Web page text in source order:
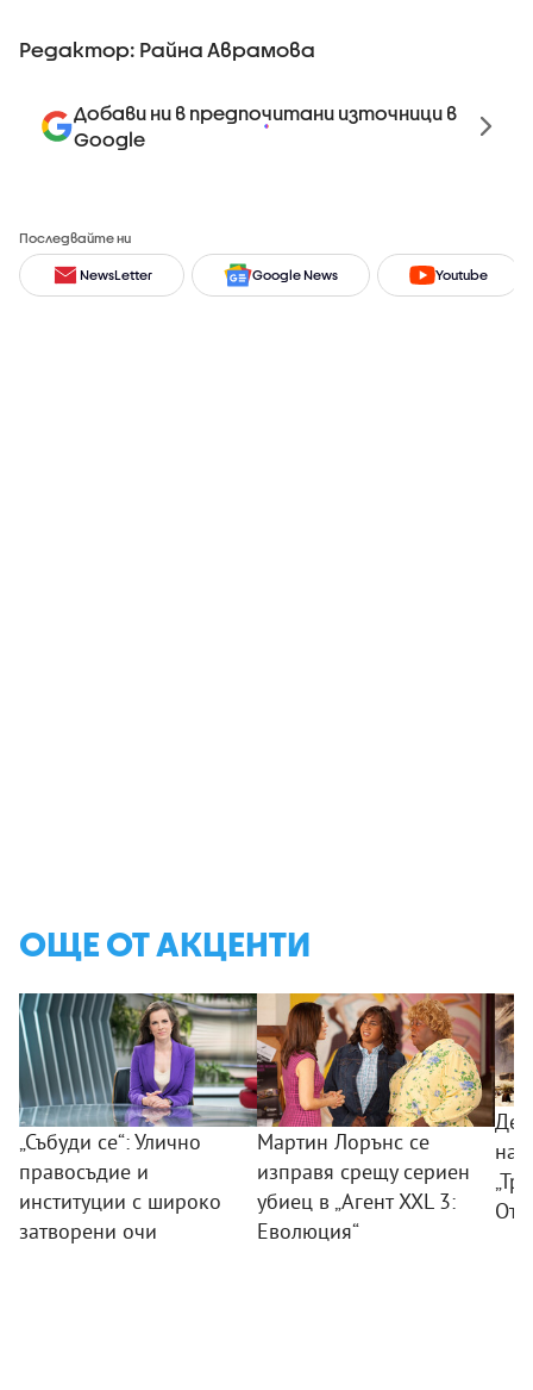
Редактор: Райна Аврамова
Добави ни в предпочитани източници в
Google
Последвайте ни
NewsLetter Google News Youtube
ОЩЕ ОТ АКЦЕНТИ
„Събуди се“: Улично
правосъдие и
институции с широко
затворени очи
Мартин Лорънс се
изправя срещу сериен
убиец в „Агент XXL 3:
Еволюция“
на